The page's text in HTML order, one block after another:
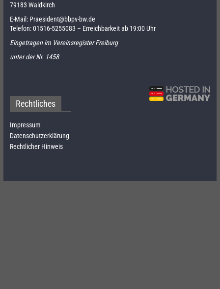
79183 Waldkirch
E-Mail: Praesident@bbpv-bw.de
Telefon:01516-5255083 – Erreichbarkeit ab 19:00 Uhr
Eingetragen im Vereinsregister Freiburg
unter der Nr. 1458
Rechtliches
Impressum
Datenschutzerklärung
Rechtlicher Hinweis